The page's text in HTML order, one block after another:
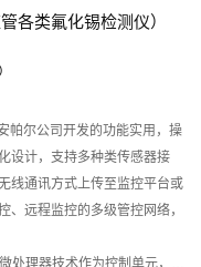
各类氟化锡检测仪）
帕尔公司开发的功能实用，操
设计，支持多种类传感器接
线通讯方式上传至监控平台或
远程监控的多级管控网络，
处理器技术作为控制单元，